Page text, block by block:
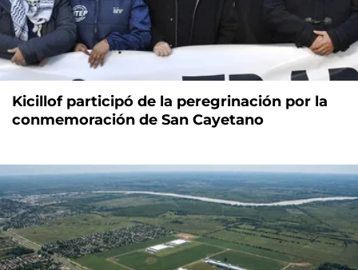
Kicillof participó de la peregrinación por la
conmemoración de San Cayetano